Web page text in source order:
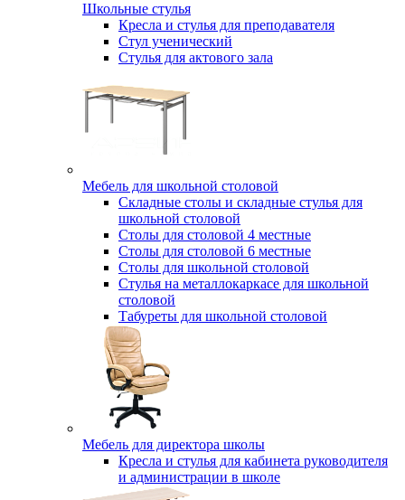
Школьные стулья
Кресла и стулья для преподавателя
Стул ученический
Стулья для актового зала
Мебель для школьной столовой
Складные столы и складные стулья для
школьной столовой
Столы для столовой 4 местные
Столы для столовой 6 местные
Столы для школьной столовой
Стулья на металлокаркасе для школьной
столовой
Табуреты для школьной столовой
Мебель для директора школы
Кресла и стулья для кабинета руководителя
и администрации в школе